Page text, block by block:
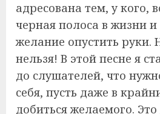
адресована тем, у кого,
черная полоса в жизни и
желание опустить руки.
нельзя! В этой песне я
до слушателей, что
себя, пусть даже в
добиться желаемого.